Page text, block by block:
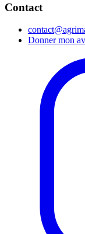
Contact
Donner mon